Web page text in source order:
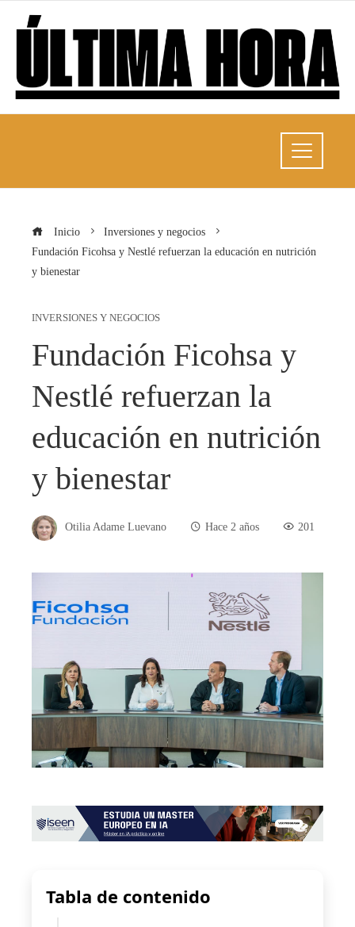
Inicio
Inversiones y negocios
Fundación Ficohsa y Nestlé refuerzan la educación en nutrición
y bienestar
INVERSIONES Y NEGOCIOS
Fundación Ficohsa y
Nestlé refuerzan la
educación en nutrición
y bienestar
Otilia Adame Luevano Hace 2 años 201
Tabla de contenido